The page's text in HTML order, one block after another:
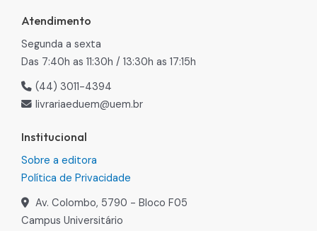
Atendimento
Segunda a sexta
Das 7:40h as 11:30h / 13:30h as 17:15h
(44) 3011-4394
livrariaeduem@uem.br
Institucional
Sobre a editora
Política de Privacidade
Av. Colombo, 5790 - Bloco F05
Campus Universitário